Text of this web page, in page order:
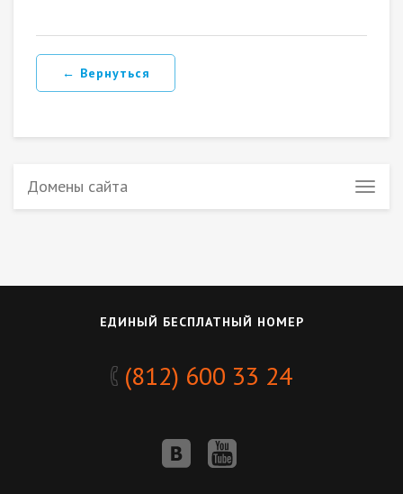
← Вернуться
Домены сайта
ЕДИНЫЙ БЕСПЛАТНЫЙ НОМЕР
(812) 600 33 24